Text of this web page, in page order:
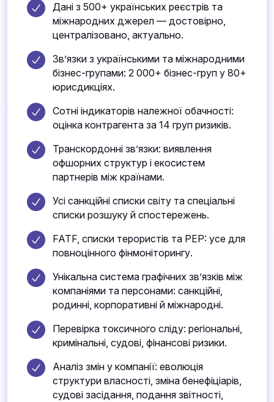
Дані з 500+ українських реєстрів та
міжнародних джерел — достовірно,
централізовано, актуально.
Зв’язки з українськими та міжнародними
бізнес-групами: 2 000+ бізнес-груп у 80+
юрисдикціях.
Сотні індикаторів належної обачності:
оцінка контрагента за 14 груп ризиків.
Транскордонні зв’язки: виявлення
офшорних структур і екосистем
партнерів між країнами.
Усі санкційні списки світу та спеціальні
списки розшуку й спостережень.
FATF, списки терористів та PEP: усе для
повноцінного фінмоніторингу.
Унікальна система графічних зв’язків між
компаніями та персонами: санкційні,
родинні, корпоративні й міжнародні.
Перевірка токсичного сліду: регіональні,
кримінальні, судові, фінансові ризики.
Аналіз змін у компанії: еволюція
структури власності, зміна бенефіціарів,
судові засідання, подання звітності,